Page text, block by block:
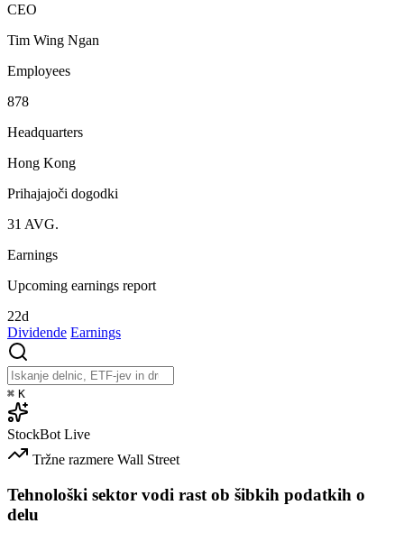
CEO
Tim Wing Ngan
Employees
878
Headquarters
Hong Kong
Prihajajoči dogodki
31 AVG.
Earnings
Upcoming earnings report
22d
Dividende Earnings
⌘ K
StockBot Live
Tržne razmere Wall Street
Tehnološki sektor vodi rast ob šibkih podatkih o
delu